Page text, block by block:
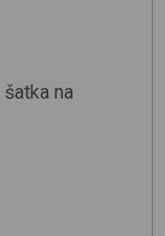
šatka na